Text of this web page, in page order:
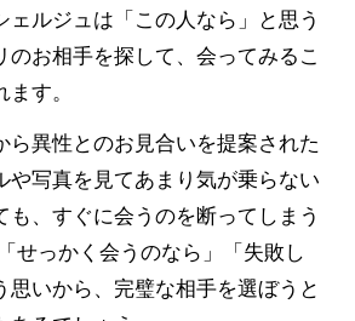
ェルジュは「この人なら」と思う
のお相手を探して、会ってみるこ
す。
ら異性とのお見合いを提案された
や写真を見てあまり気が乗らない
も、すぐに会うのを断ってしまう
せっかく会うのなら」「失敗し
思いから、完璧な相手を選ぼうと